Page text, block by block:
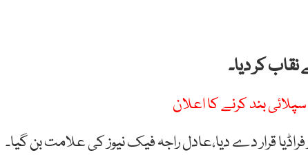
کر دیا۔
بند کرنے کا اعلان
قرار دے دیا،عادل راجہ فیک نیوز کی علامت بن گیا۔